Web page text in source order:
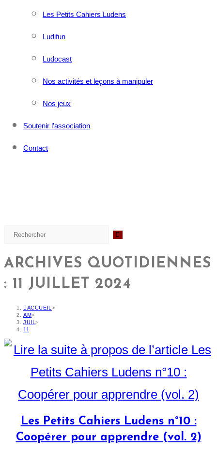
Les Petits Cahiers Ludens
Ludifun
Ludocast
Nos activités et leçons à manipuler
Nos jeux
Soutenir l’association
Contact
ARCHIVES QUOTIDIENNES
: 11 JUILLET 2024
ACCUEIL >
AM>
JUIL>
11
Les Petits Cahiers Ludens n°10 :
Coopérer pour apprendre (vol. 2)